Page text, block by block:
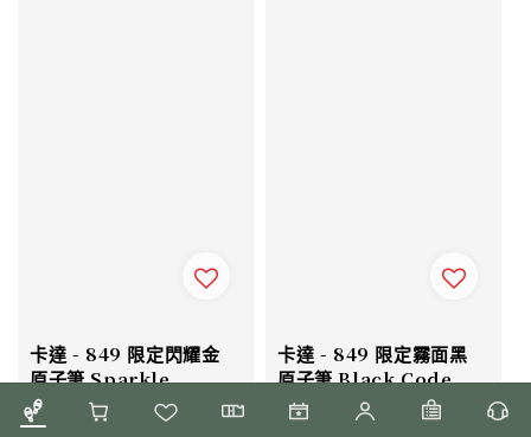
卡達 - 849 限定閃耀金
原子筆 Sparkle
Ballpoint Pen
Sale
NT$ 1,184 Regular
NT$ 1,480
卡達 - 849 限定霧面黑
原子筆 Black Code
Ballpoint Pen
Sale
NT$ 1,184 Regular
NT$ 1,480